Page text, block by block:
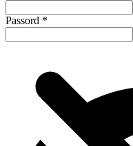
Passord *